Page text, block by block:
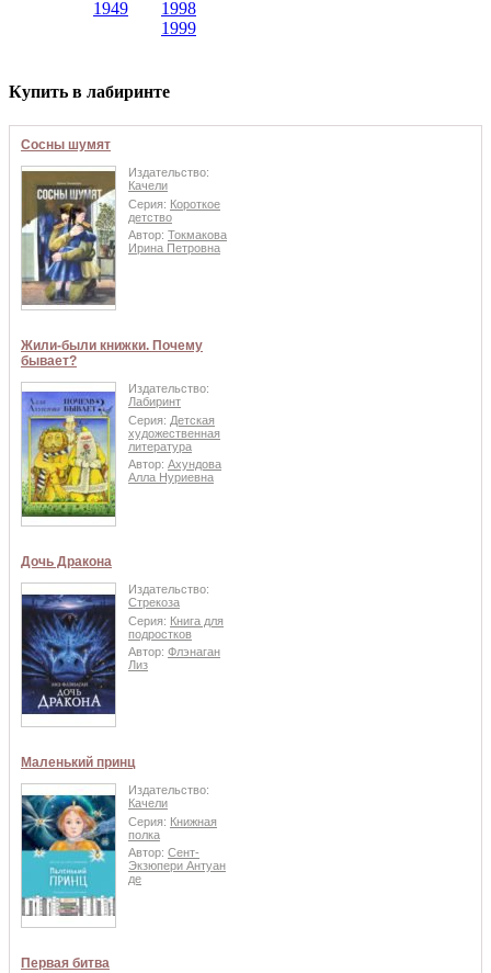
1949
1998
1999
Купить в лабиринте
Сосны шумят
Издательство:
Качели
Серия: Короткое
детство
Автор: Токмакова
Ирина Петровна
Жили-были книжки. Почему
бывает?
Издательство:
Лабиринт
Серия: Детская
художественная
литература
Автор: Ахундова
Алла Нуриевна
Дочь Дракона
Издательство:
Стрекоза
Серия: Книга для
подростков
Автор: Флэнаган
Лиз
Маленький принц
Издательство:
Качели
Серия: Книжная
полка
Автор: Сент-
Экзюпери Антуан
де
Первая битва